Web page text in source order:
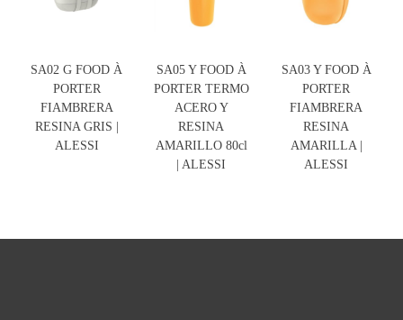
SA02 G FOOD À
PORTER
FIAMBRERA
RESINA GRIS |
ALESSI
SA05 Y FOOD À
PORTER TERMO
ACERO Y
RESINA
AMARILLO 80cl
| ALESSI
SA03 Y FOOD À
PORTER
FIAMBRERA
RESINA
AMARILLA |
ALESSI